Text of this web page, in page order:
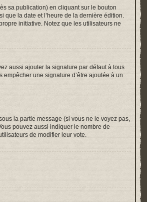
sa publication) en cliquant sur le bouton
que la date et l’heure de la dernière édition.
initiative. Notez que les utilisateurs ne
aussi ajouter la signature par défaut à tous
empêcher une signature d’être ajoutée à un
la partie message (si vous ne le voyez pas,
pouvez aussi indiquer le nombre de
de modifier leur vote.